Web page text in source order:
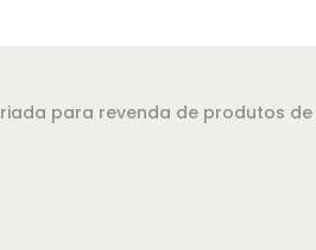
para revenda de produtos